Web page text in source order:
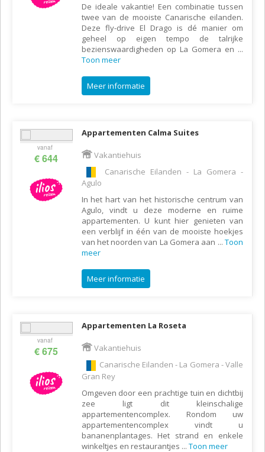
De ideale vakantie! Een combinatie tussen
twee van de mooiste Canarische eilanden.
Deze fly-drive El Drago is dé manier om
geheel op eigen tempo de talrijke
bezienswaardigheden op La Gomera en ...
Toon meer
Meer informatie
vanaf
€ 644
Appartementen Calma Suites
Vakantiehuis
Canarische Eilanden - La Gomera -
Agulo
In het hart van het historische centrum van
Agulo, vindt u deze moderne en ruime
appartementen. U kunt hier genieten van
een verblijf in één van de mooiste hoekjes
van het noorden van La Gomera aan ... Toon
meer
Meer informatie
vanaf
€ 675
Appartementen La Roseta
Vakantiehuis
Canarische Eilanden - La Gomera - Valle
Gran Rey
Omgeven door een prachtige tuin en dichtbij
zee ligt dit kleinschalige
appartementencomplex. Rondom uw
appartementencomplex vindt u
bananenplantages. Het strand en enkele
winkeltjes en restaurantjes ... Toon meer